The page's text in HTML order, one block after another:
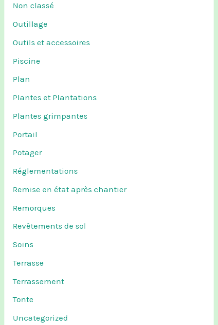
Non classé
Outillage
Outils et accessoires
Piscine
Plan
Plantes et Plantations
Plantes grimpantes
Portail
Potager
Réglementations
Remise en état après chantier
Remorques
Revêtements de sol
Soins
Terrasse
Terrassement
Tonte
Uncategorized